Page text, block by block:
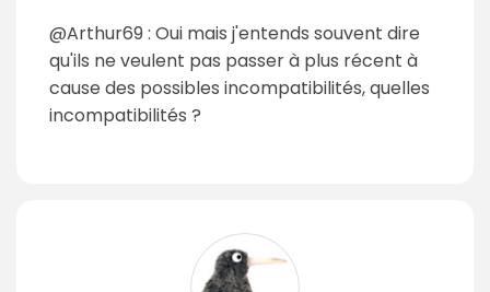
@Arthur69 : Oui mais j'entends souvent dire
qu'ils ne veulent pas passer à plus récent à
cause des possibles incompatibilités, quelles
incompatibilités ?